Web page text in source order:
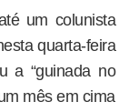
um colunista
quarta-feira
a “guinada no
mês em cima